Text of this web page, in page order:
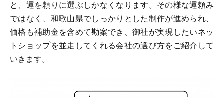
と、運を頼りに選ぶしかなくなります。その様な運頼み
ではなく、和歌山県でしっかりとした制作が進められ、
価格も補助金を含めて勘案でき、御社が実現したいネッ
トショップを並走してくれる会社の選び方をご紹介して
いきます。